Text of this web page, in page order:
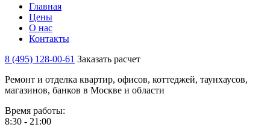
Главная
Цены
О нас
Контакты
8 (495) 128-00-61 Заказать расчет
Ремонт и отделка квартир, офисов, коттеджей, таунхаусов,
магазинов, банков в Москве и области
Время работы:
8:30 - 21:00